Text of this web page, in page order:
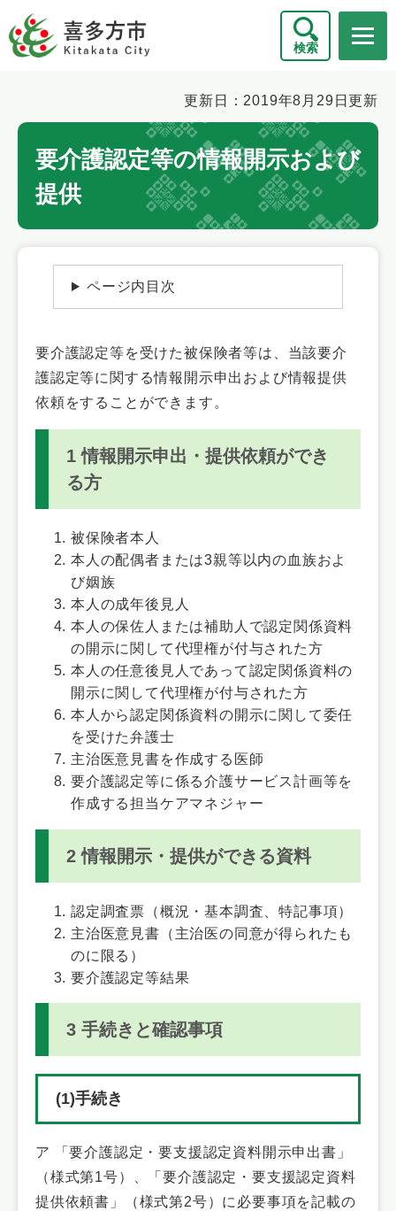
ー
ジ
検索
文
更新日：2019年8月29日更新
要介護認定等の情報開示および
提供
ページ内目次
要介護認定等を受けた被保険者等は、当該要介
護認定等に関する情報開示申出および情報提供
依頼をすることができます。
1 情報開示申出・提供依頼ができ
る方
被保険者本人
本人の配偶者または3親等以内の血族およ
び姻族
本人の成年後見人
本人の保佐人または補助人で認定関係資料
の開示に関して代理権が付与された方
本人の任意後見人であって認定関係資料の
開示に関して代理権が付与された方
本人から認定関係資料の開示に関して委任
を受けた弁護士
主治医意見書を作成する医師
要介護認定等に係る介護サービス計画等を
作成する担当ケアマネジャー
2 情報開示・提供ができる資料
認定調査票（概況・基本調査、特記事項）
主治医意見書（主治医の同意が得られたも
のに限る）
要介護認定等結果
3 手続きと確認事項
(1)手続き
ア 「要介護認定・要支援認定資料開示申出書」
（様式第1号）、「要介護認定・要支援認定資料
提供依頼書」（様式第2号）に必要事項を記載の